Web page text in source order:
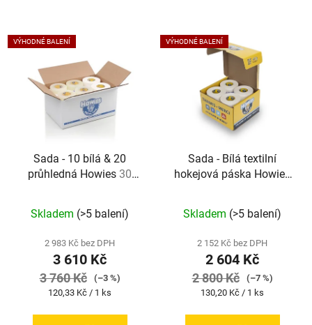
VÝHODNÉ BALENÍ
Sada - 10 bílá & 20
průhledná Howies 30
Skladem (>5 balení)
2 983 Kč bez DPH
3 610 Kč
3 760 Kč
(–3 %)
Měrná
120,33 Kč / 1 ks
VÝHODNÉ BALENÍ
Sada - Bílá textilní
hokejová páska Howies
hodnocení
produktu
je
5,0
z
5
Skladem (>5 balení)
2 152 Kč bez DPH
2 604 Kč
2 800 Kč
(–7 %)
Měrná
130,20 Kč / 1 ks